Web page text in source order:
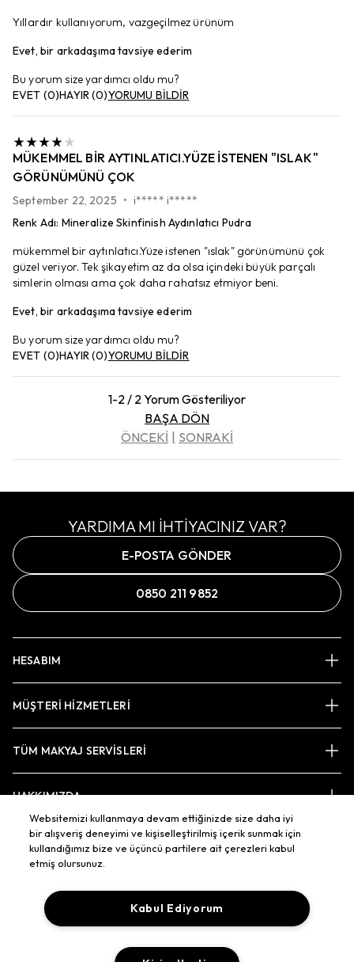
Yıllardır kullanıyorum, vazgeçilmez ürünüm
Evet, bir arkadaşıma tavsiye ederim
Bu yorum size yardımcı oldu mu?
EVET (0)HAYIR(0)YORUMU BİLDİR
MÜKEMMEL BIR AYTINLATICI.YÜZE ISTENEN "ISLAK"
GÖRÜNÜMÜNÜ ÇOK
September 22, 2025 • i***** i*****
Renk Adı: Mineralize Skinfinish Aydınlatıcı Pudra
mükemmel bir aytınlatıcı.Yüze istenen "ıslak" görünümünü çok
güzel veriyor. Tek şikayetim az da olsa içindeki büyük parçalı
simlerin olması ama çok daha rahatsız etmiyor beni.
Evet, bir arkadaşıma tavsiye ederim
Bu yorum size yardımcı oldu mu?
EVET (0)HAYIR(0)YORUMU BİLDİR
1-2 / 2 Yorum Gösteriliyor
BAŞA DÖN
ÖNCEKİ
SONRAKİ
YARDIMA MI İHTİYACINIZ VAR?
E-POSTA GÖNDER
0850 211 9852
HESABIM
MÜŞTERİ HİZMETLERİ
TÜM MAKYAJ SERVİSLERİ
HAKKIMIZDA
HÜKÜM/SORUMLULUKLARŞARTLAR/KOŞULLAR
Websitemizi kullanmaya devam ettiğinizde size daha iyi
bir alışveriş deneyimi ve kişiselleştirilmiş içerik sunmak için
kullandığımız bize ve üçüncü partilere ait çerezleri kabul
etmiş olursunuz.
Kabul Ediyorum